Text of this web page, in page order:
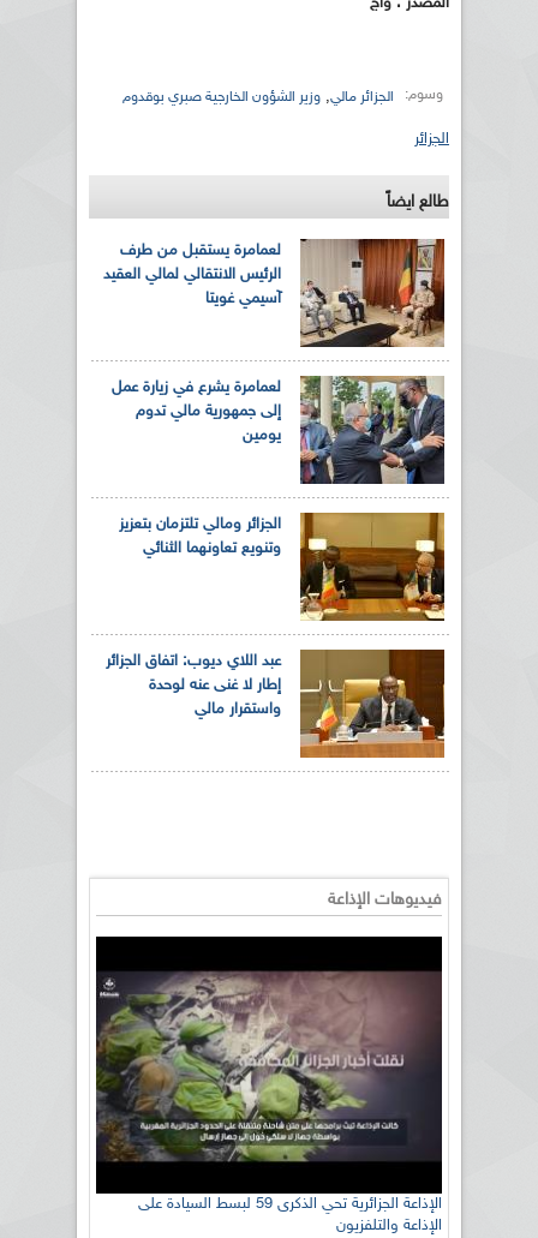
وسوم: الجزائر مالي, وزير الشؤون الخارجية صبري بوقدوم
الجزائر
طالع ايضاً
لعمامرة يستقبل من طرف
الرئيس الانتقالي لمالي العقيد
آسيمي غويتا
لعمامرة يشرع في زيارة عمل
إلى جمهورية مالي تدوم
يومين
الجزائر ومالي تلتزمان بتعزيز
وتنويع تعاونهما الثنائي
عبد اللاي ديوب: اتفاق الجزائر
إطار لا غنى عنه لوحدة
واستقرار مالي
فيديوهات الإذاعة
الإذاعة الجزائرية تحي الذكرى 59 لبسط السيادة على
الإذاعة والتلفزيون
رئيس اللجنة الوطنية الجزائرية للتضامن مع الشعب
الصحراوي السيد سعيد العياشي